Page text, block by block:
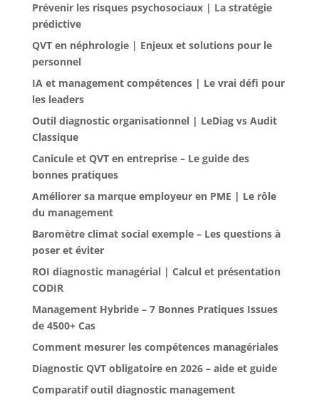
Prévenir les risques psychosociaux | La stratégie
prédictive
QVT en néphrologie | Enjeux et solutions pour le
personnel
IA et management compétences | Le vrai défi pour
les leaders
Outil diagnostic organisationnel | LeDiag vs Audit
Classique
Canicule et QVT en entreprise – Le guide des
bonnes pratiques
Améliorer sa marque employeur en PME | Le rôle
du management
Baromètre climat social exemple – Les questions à
poser et éviter
ROI diagnostic managérial | Calcul et présentation
CODIR
Management Hybride – 7 Bonnes Pratiques Issues
de 4500+ Cas
Comment mesurer les compétences managériales
Diagnostic QVT obligatoire en 2026 – aide et guide
Comparatif outil diagnostic management